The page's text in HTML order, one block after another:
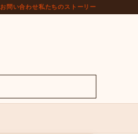
お問い合わせ私たちのストーリー